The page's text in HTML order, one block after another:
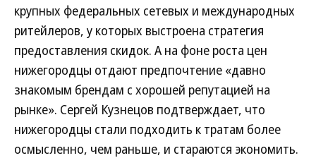
крупных федеральных сетевых и международных
ритейлеров, у которых выстроена стратегия
предоставления скидок. А на фоне роста цен
нижегородцы отдают предпочтение «давно
знакомым брендам с хорошей репутацией на
рынке». Сергей Кузнецов подтверждает, что
нижегородцы стали подходить к тратам более
осмысленно, чем раньше, и стараются экономить.